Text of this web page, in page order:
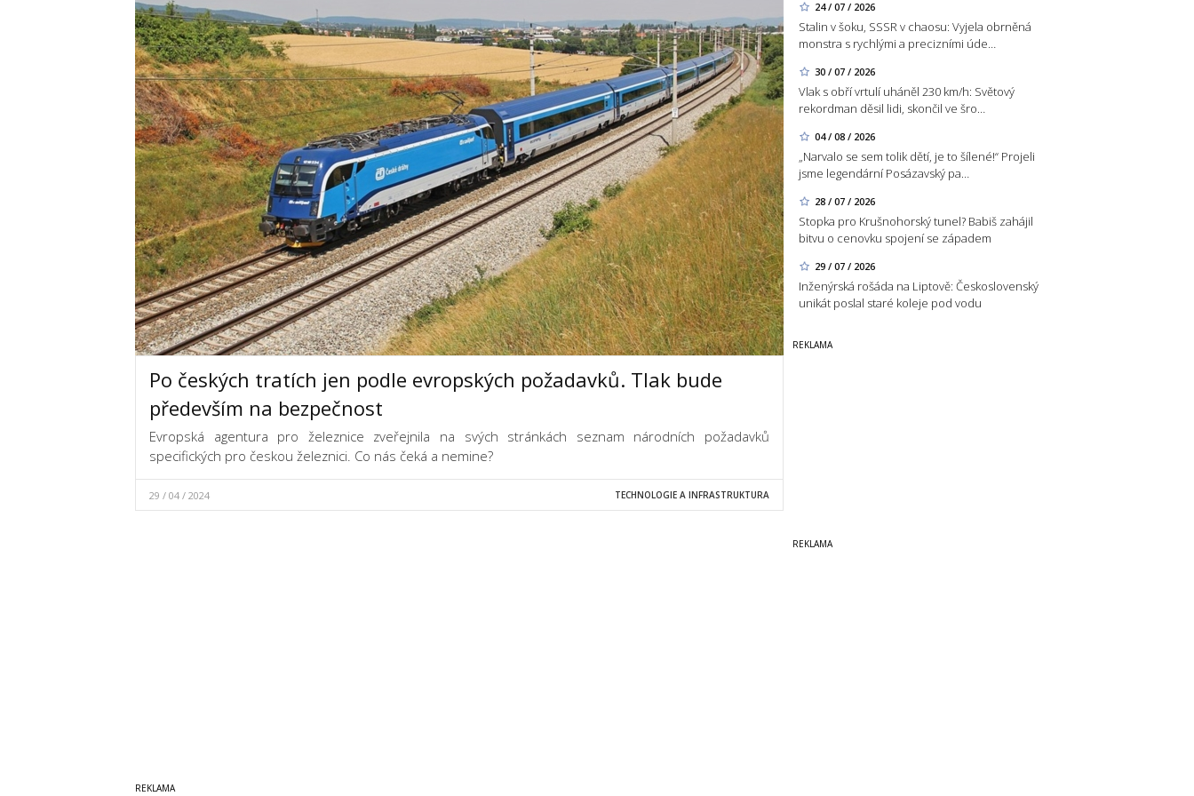
24 / 07 / 2026
Stalin v šoku, SSSR v chaosu: Vyjela obrněná
monstra s rychlými a precizními úde…
30 / 07 / 2026
Vlak s obří vrtulí uháněl 230 km/h: Světový
rekordman děsil lidi, skončil ve šro…
04 / 08 / 2026
„Narvalo se sem tolik dětí, je to šílené!“ Projeli
jsme legendární Posázavský pa…
28 / 07 / 2026
Stopka pro Krušnohorský tunel? Babiš zahájil
bitvu o cenovku spojení se západem
29 / 07 / 2026
Inženýrská rošáda na Liptově: Československý
unikát poslal staré koleje pod vodu
Po českých tratích jen podle evropských požadavků. Tlak bude
především na bezpečnost
Evropská agentura pro železnice zveřejnila na svých stránkách seznam národních požadavků
specifických pro českou železnici. Co nás čeká a nemine?
29 / 04 / 2024 TECHNOLOGIE A INFRASTRUKTURA